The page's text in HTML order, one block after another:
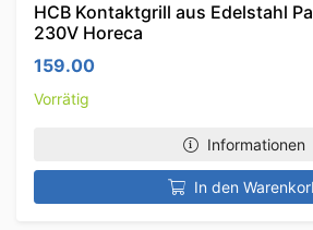
HCB Kontaktgrill aus Edelstahl
230V Horeca
159.00
Vorrätig
Informationen
In den